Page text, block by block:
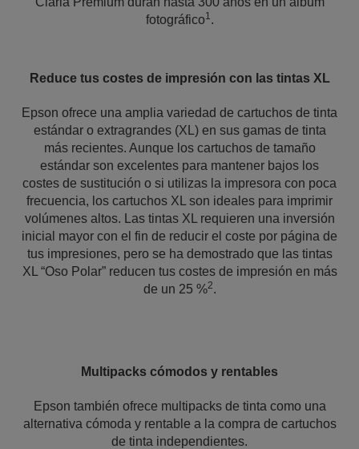
fotográfico1.
Reduce tus costes de impresión con las tintas XL
Epson ofrece una amplia variedad de cartuchos de tinta
estándar o extragrandes (XL) en sus gamas de tinta
más recientes. Aunque los cartuchos de tamaño
estándar son excelentes para mantener bajos los
costes de sustitución o si utilizas la impresora con poca
frecuencia, los cartuchos XL son ideales para imprimir
volúmenes altos. Las tintas XL requieren una inversión
inicial mayor con el fin de reducir el coste por página de
tus impresiones, pero se ha demostrado que las tintas
XL “Oso Polar” reducen tus costes de impresión en más
de un 25 %2.
Multipacks cómodos y rentables
Epson también ofrece multipacks de tinta como una
alternativa cómoda y rentable a la compra de cartuchos
de tinta independientes.